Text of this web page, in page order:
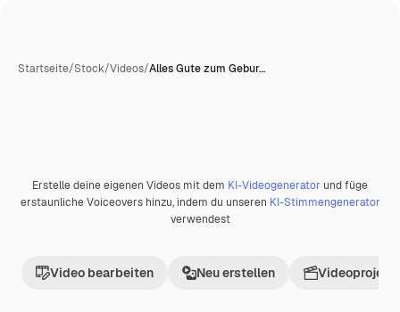
Startseite/Stock/Videos/Alles Gute zum Gebur…
Premium
Erstelle deine eigenen Videos mit dem KI-Videogenerator und füge
erstaunliche Voiceovers hinzu, indem du unseren KI-Stimmengenerator
verwendest
Video bearbeiten Neu erstellen Videoprojekt